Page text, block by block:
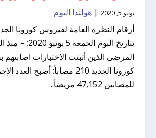
يونيو 5, 2020 |هولندا اليوم
أرقام النظرة العامة لفيروس كورونا
بتاريخ اليوم
المرضى الذين أثبتت الاختبارات
كورونا الجديد 210 مصاباً: أصبح العدد
للمصابين 47,152 مريضاً...